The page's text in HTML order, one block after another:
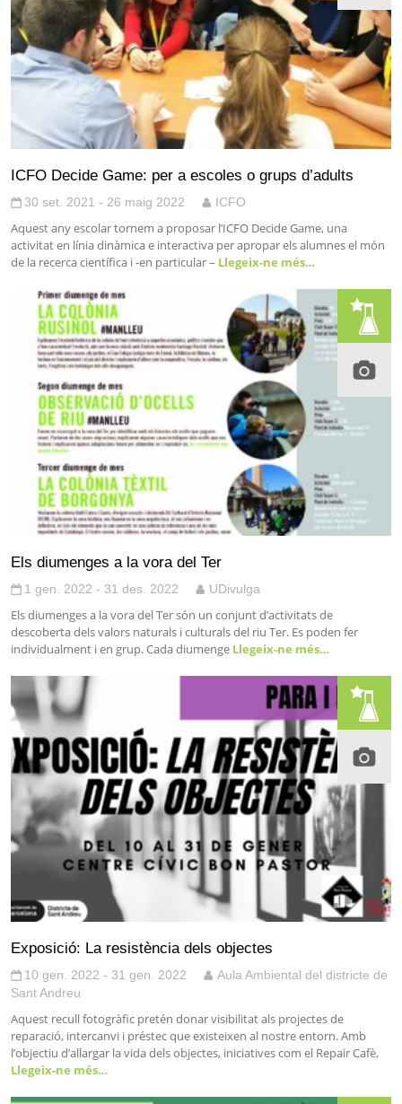
ICFO Decide Game: per a escoles o grups d’adults
30 set. 2021 - 26 maig 2022 ICFO
Aquest any escolar tornem a proposar l’ICFO Decide Game, una
activitat en línia dinàmica e interactiva per apropar els alumnes el món
de la recerca científica i -en particular – Llegeix-ne més…
Els diumenges a la vora del Ter
1 gen. 2022 - 31 des. 2022 UDivulga
Els diumenges a la vora del Ter són un conjunt d’activitats de
descoberta dels valors naturals i culturals del riu Ter. Es poden fer
individualment i en grup. Cada diumenge Llegeix-ne més…
Exposició: La resistència dels objectes
10 gen. 2022 - 31 gen. 2022
Aula Ambiental del districte de
Sant Andreu
Aquest recull fotogràfic pretén donar visibilitat als projectes de
reparació, intercanvi i préstec que existeixen al nostre entorn. Amb
l’objectiu d’allargar la vida dels objectes, iniciatives com el Repair Cafè,
Llegeix-ne més…